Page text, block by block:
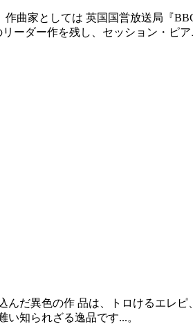
曲家としては 英国国営放送局『
ーダー作を残し、セッション・ピ
だ異色の作 品は、トロけるエレ
知られざる逸品です...。